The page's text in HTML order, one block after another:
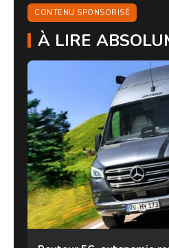
CONTENU SPONSORISÉ
À LIRE